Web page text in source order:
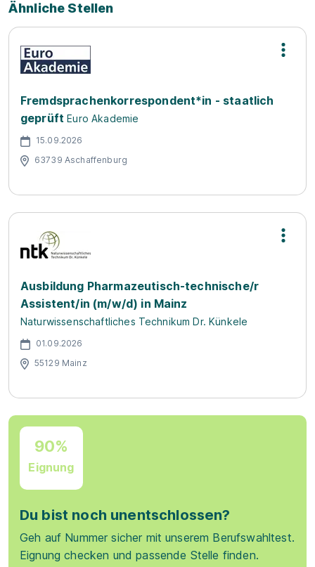
Ähnliche Stellen
Fremdsprachenkorrespondent*in - staatlich
geprüft Euro Akademie
15.09.2026
63739 Aschaffenburg
Ausbildung Pharmazeutisch-technische/r
Assistent/in (m/w/d) in Mainz
Naturwissenschaftliches Technikum Dr. Künkele
01.09.2026
55129 Mainz
90%
Eignung
Du bist noch unentschlossen?
Geh auf Nummer sicher mit unserem Berufswahltest.
Eignung checken und passende Stelle finden.